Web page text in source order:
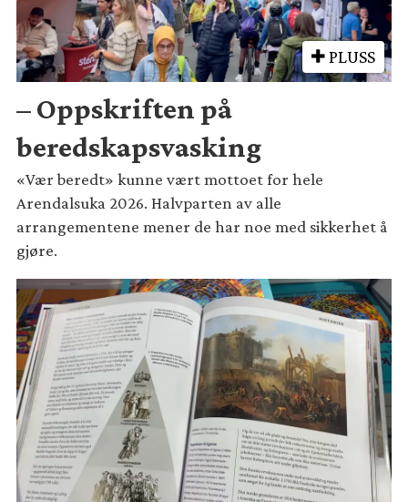
PLUSS
– Oppskriften på
beredskapsvasking
«Vær beredt» kunne vært mottoet for hele
Arendalsuka 2026. Halvparten av alle
arrangementene mener de har noe med sikkerhet å
gjøre.